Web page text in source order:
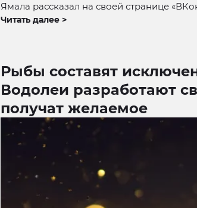
Ямала рассказал на своей странице
Читать далее >
Рыбы составят
Водолеи разработают
получат желаемое